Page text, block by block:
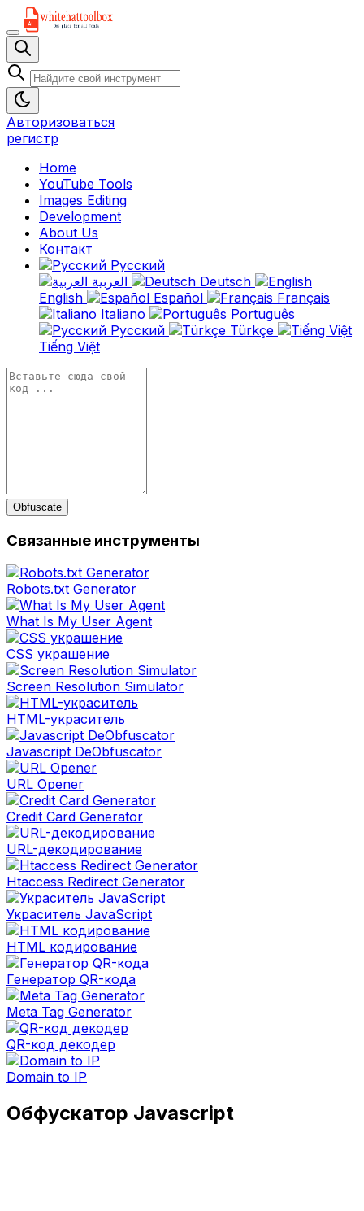
Авторизоваться
регистр
Home
YouTube Tools
Images Editing
Development
About Us
Контакт
Русский
Deutsch
English
Español
Français
Italiano
Português
Русский
Türkçe
Tiếng Việt
Obfuscate
Связанные инструменты
Robots.txt Generator
What Is My User Agent
CSS украшение
Screen Resolution Simulator
HTML-украситель
Javascript DeObfuscator
URL Opener
Credit Card Generator
URL-декодирование
Htaccess Redirect Generator
Украситель JavaScript
HTML кодирование
Генератор QR-кода
Meta Tag Generator
QR-код декодер
Domain to IP
Обфускатор Javascript